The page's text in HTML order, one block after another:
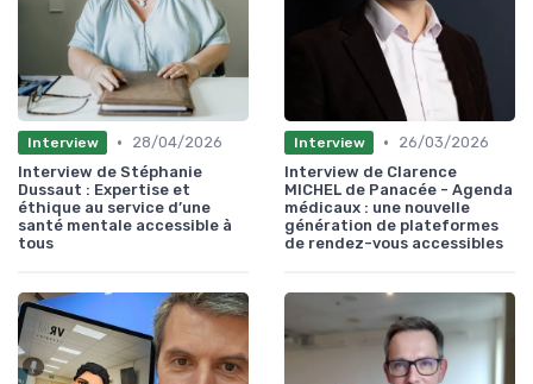
Interview •
28/04/2026
Interview de Stéphanie
Dussaut : Expertise et
éthique au service d’une
santé mentale accessible à
tous
Interview •
26/03/2026
Interview de Clarence
MICHEL de Panacée - Agenda
médicaux : une nouvelle
génération de plateformes
de rendez-vous accessibles